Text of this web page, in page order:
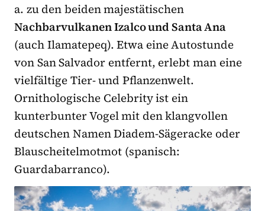
a. zu den beiden majestätischen
Nachbarvulkanen Izalco und Santa Ana
(auch Ilamatepeq). Etwa eine Autostunde
von San Salvador entfernt, erlebt man eine
vielfältige Tier- und Pflanzenwelt.
Ornithologische Celebrity ist ein
kunterbunter Vogel mit den klangvollen
deutschen Namen Diadem-Sägeracke oder
Blauscheitelmotmot (spanisch:
Guardabarranco).